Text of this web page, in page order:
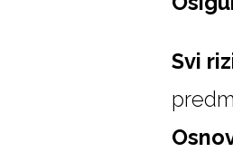
Svi